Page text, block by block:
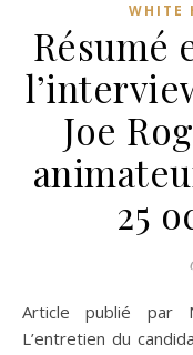
WHITE
Résumé
Joe
25
Article publié par NewsWeek le 26 octobre 2024
L’entretien du